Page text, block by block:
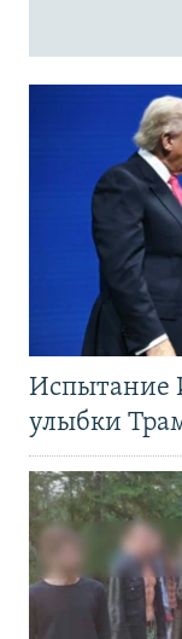
Испытание
улыбки